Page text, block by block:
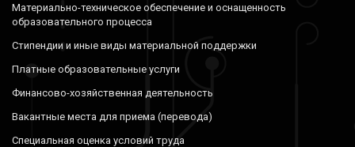
Материально-техническое обеспечение и оснащенность
образовательного процесса
Стипендии и иные виды материальной поддержки
Платные образовательные услуги
Финансово-хозяйственная деятельность
Вакантные места для приема (перевода)
Специальная оценка условий труда